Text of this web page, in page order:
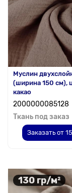
Муслин
(ширина 150 см),
какао
2000000085128
Ткань под заказ
Заказать от
130 гр/м²